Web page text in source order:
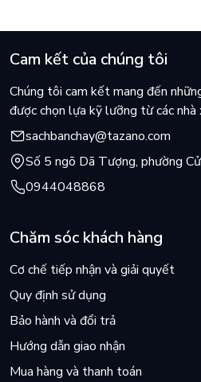
Cam kết của chúng tôi
Chúng tôi cam kết mang đến
được chọn lựa kỹ lưỡng từ các nhà
sachbanchay@tazano.com
Số 5 ngõ Dã Tượng, phường
0944048868
Chăm sóc khách hàng
Cơ chế tiếp nhận và giải quyết
Quy định sử dụng
Bảo hành và đổi trả
Hướng dẫn giao nhận
Mua hàng và thanh toán